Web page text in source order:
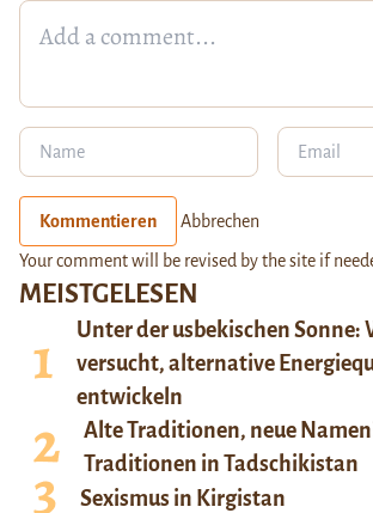
MEISTGELESEN
Unter der usbekischen Sonne:
versucht, alternative
entwickeln
Alte Traditionen, neue
Traditionen in Tadschikistan
Sexismus in Kirgistan
Kommentieren Abbrechen
Your comment will be revised by the site if